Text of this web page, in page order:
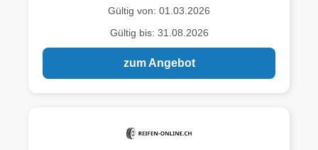
Gültig von: 01.03.2026
Gültig bis: 31.08.2026
zum Angebot